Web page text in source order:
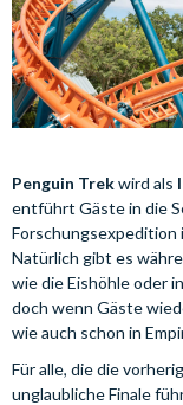
Penguin Trekwird als
entführt Gäste in die
Forschungsexpedition
Natürlich gibt es
wie die Eishöhle oder
doch wenn Gäste
wie auch schon in
Für alle, die die
unglaubliche Finale